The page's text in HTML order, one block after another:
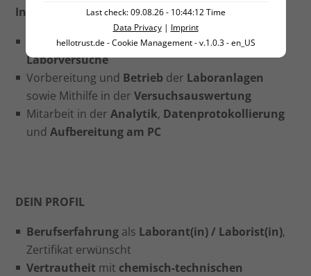
Interesse an Prozessoptimierungen:
VorbereitungundDurchführungchemischer
Laborversuche
Vorbereitung und Betrieb der Laboranlagen
sowie Mithilfe in der Versuchsauswertung
Mitarbeit in derAnalytik, Datenprotokollierung
und Aufbereitung am PC
DEIN PROFIL
Berufserfahrung als Laborant(in) / Laborist(in),
Zertifikat erwünscht
Vertrautheit mit chemisch-technischen
Last check: 09.08.26 - 10:44:12 Time
Data Privacy| Imprint
hellotrust.de - Cookie Management - v.1.0.3 - en_US